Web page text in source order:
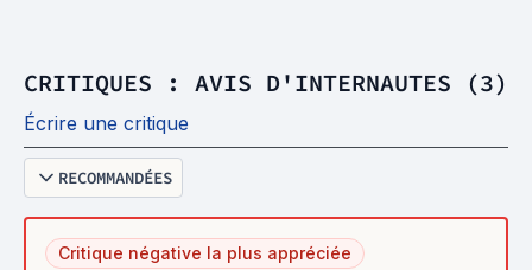
CRITIQUES : AVIS D'INTERNAUTES (3)
Écrire une critique
RECOMMANDÉES
Critique négative la plus appréciée